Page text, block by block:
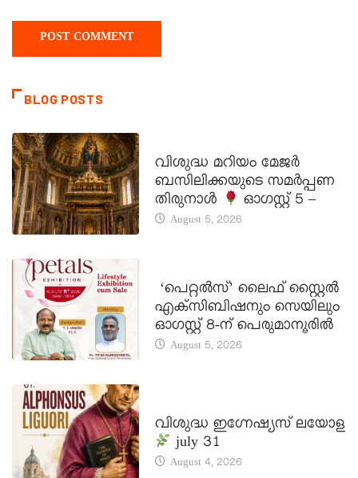
BLOG POSTS
വിശുദ്ധ മറിയം മേജർ
ബസിലിക്കയുടെ സമർപ്പണ
തിരുനാൾ
ഓഗസ്റ്റ് 5 –
August 5, 2026
‘പെറ്റൽസ്’ ലൈഫ് സ്റ്റൈൽ
എക്സിബിഷനും സെയിലും
ഓഗസ്റ്റ് 8-ന് പെരുമാനൂരിൽ
August 5, 2026
വിശുദ്ധ ഇഗ്നേഷ്യസ് ലയോള
july 31
August 4, 2026